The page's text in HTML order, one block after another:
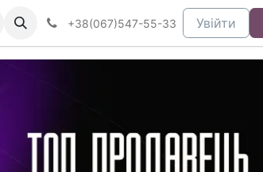
+38(067)547-55-33 Увійти